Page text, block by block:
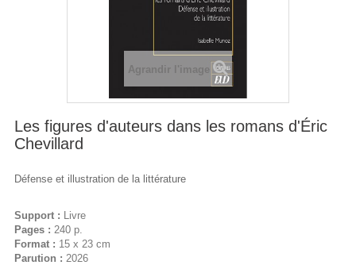
Agrandir l'image
Les figures d'auteurs dans les romans d'Éric
Chevillard
Défense et illustration de la littérature
Support : Livre
Pages : 240 p.
Format : 15 x 23 cm
Parution : 2026